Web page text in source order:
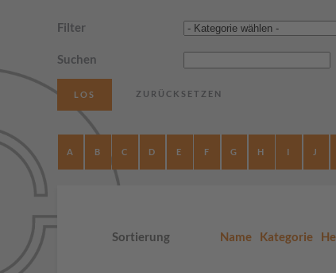
Filter
Suchen
A B C D E F G H I J
Sortierung Name Kategorie